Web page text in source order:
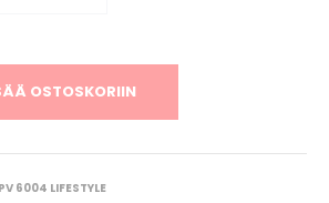
OSTOSKORIIN
6004 LIFESTYLE